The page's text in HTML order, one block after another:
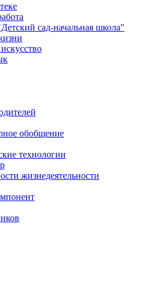
сад-начальная школа"
обобщение
технологии
жизнедеятельности